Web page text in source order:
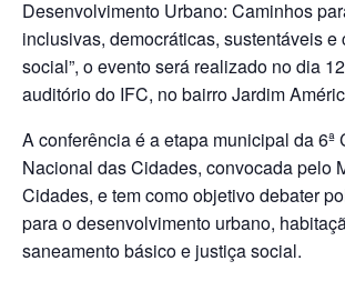
Desenvolvimento Urbano: Caminhos
inclusivas, democráticas, sustentáveis e
social”, o evento será realizado no dia
auditório do IFC, no bairro Jardim
A conferência é a etapa municipal da 6ª
Nacional das Cidades, convocada pelo
Cidades, e tem como objetivo debater
para o desenvolvimento urbano,
saneamento básico e justiça social.